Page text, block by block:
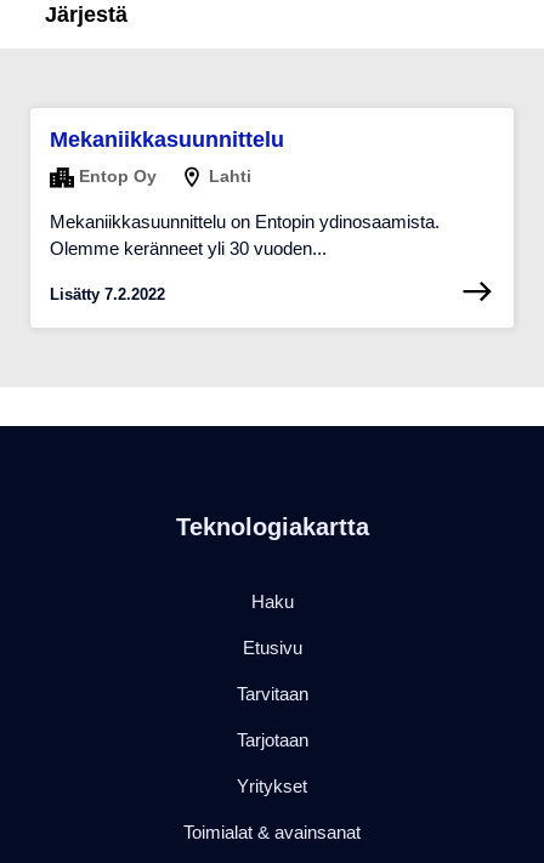
Järjestä
Mekaniikkasuunnittelu
Entop Oy Lahti
Mekaniikkasuunnittelu on Entopin ydinosaamista.
Olemme keränneet yli 30 vuoden...
Lisätty 7.2.2022
Teknologiakartta
Haku
Etusivu
Tarvitaan
Tarjotaan
Yritykset
Toimialat & avainsanat